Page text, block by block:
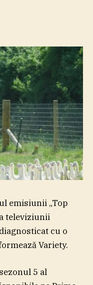
emisiunii „Top
televiziunii
cu o
Variety.
5 al